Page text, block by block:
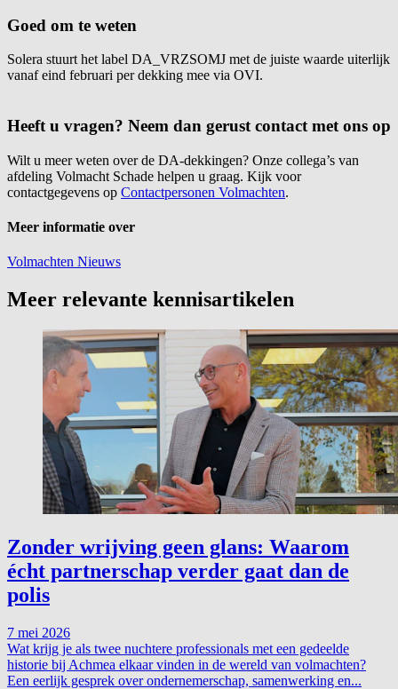
Goed om te weten
Solera stuurt het label DA_VRZSOMJ met de juiste waarde uiterlijk
vanaf eind februari per dekking mee via OVI.
Heeft u vragen? Neem dan gerust contact met ons op
Wilt u meer weten over de DA-dekkingen? Onze collega’s van
afdeling Volmacht Schade helpen u graag. Kijk voor
contactgegevens op Contactpersonen Volmachten.
Meer informatie over
Volmachten Nieuws
Meer relevante kennisartikelen
Zonder wrijving geen glans: Waarom
écht partnerschap verder gaat dan de
polis
7 mei 2026
Wat krijg je als twee nuchtere professionals met een gedeelde
historie bij Achmea elkaar vinden in de wereld van volmachten?
Een eerlijk gesprek over ondernemerschap, samenwerking en...